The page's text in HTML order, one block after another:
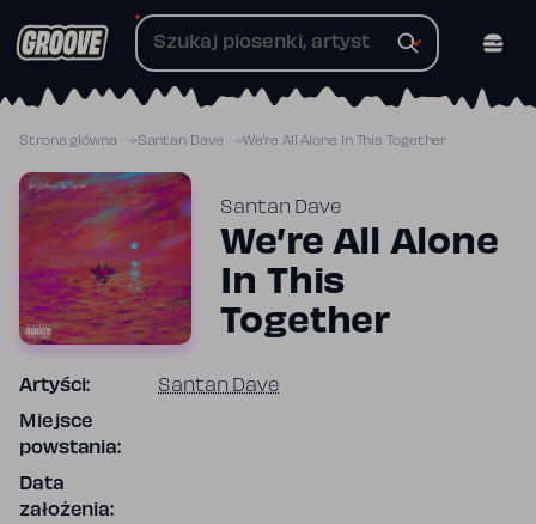
do
Strona główna Santan Dave We’re All Alone In This Together
Santan Dave
We’re All Alone
In This
Together
Artyści: Santan Dave
Miejsce
powstania:
Data
założenia: